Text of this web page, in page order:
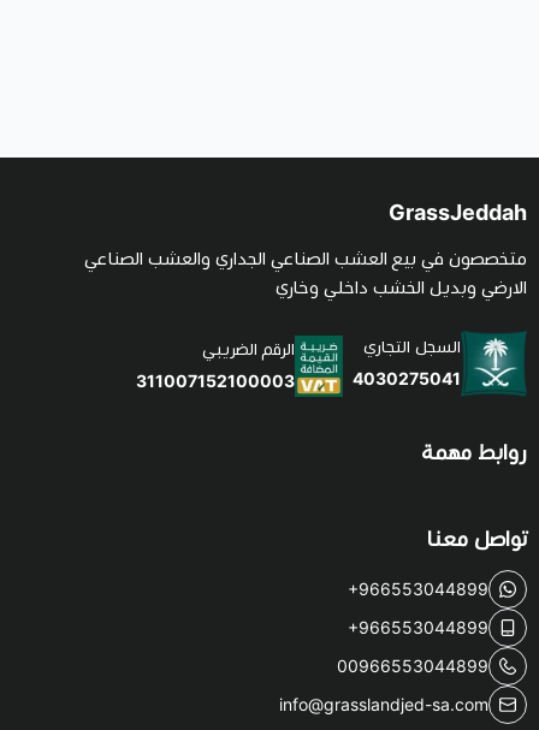
GrassJeddah
متخصصون في بيع العشب الصناعي الجداري والعشب الصناعي
الارضي وبديل الخشب داخلي وخاري
السجل التجاري
4030275041
الرقم الضريبي
311007152100003
روابط مهمة
تواصل معنا
+966553044899
+966553044899
00966553044899
info@grasslandjed-sa.com